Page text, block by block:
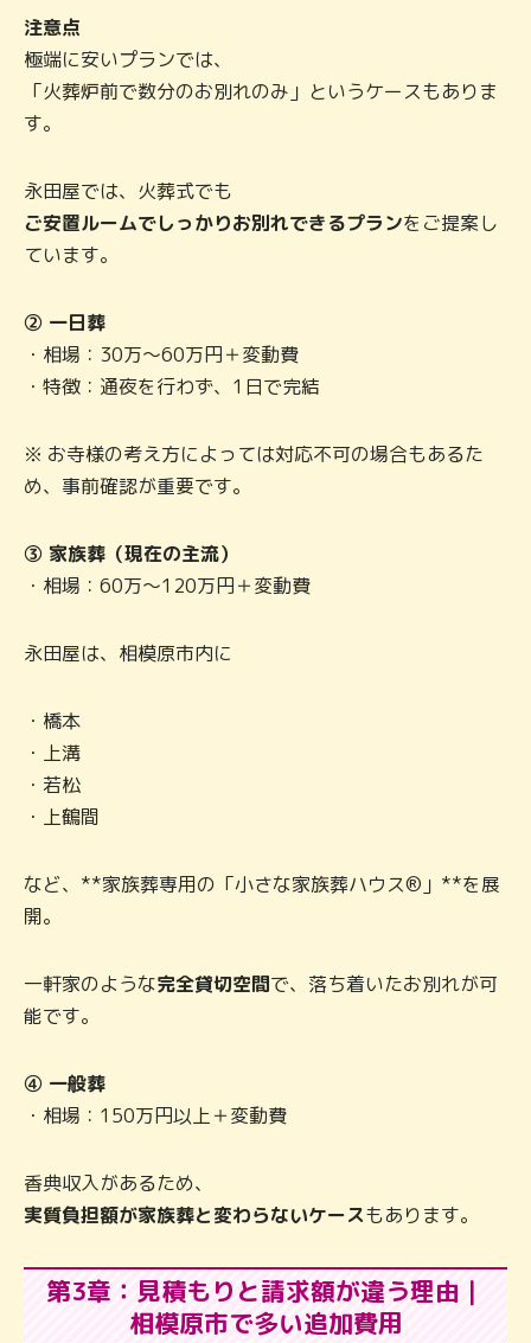
注意点
極端に安いプランでは、
「火葬炉前で数分のお別れのみ」というケースもありま
す。
永田屋では、火葬式でも
ご安置ルームでしっかりお別れできるプランをご提案し
ています。
② 一日葬
・相場：30万〜60万円＋変動費
・特徴：通夜を行わず、1日で完結
※ お寺様の考え方によっては対応不可の場合もあるた
め、事前確認が重要です。
③ 家族葬（現在の主流）
・相場：60万〜120万円＋変動費
永田屋は、相模原市内に
・橋本
・上溝
・若松
・上鶴間
など、**家族葬専用の「小さな家族葬ハウス®」**を展
開。
一軒家のような完全貸切空間で、落ち着いたお別れが可
能です。
④ 一般葬
・相場：150万円以上＋変動費
香典収入があるため、
実質負担額が家族葬と変わらないケースもあります。
第3章：見積もりと請求額が違う理由｜
相模原市で多い追加費用